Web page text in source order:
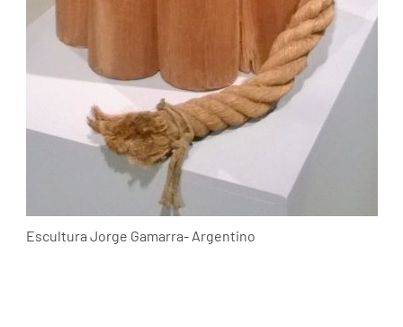
Escultura Jorge Gamarra- Argentino